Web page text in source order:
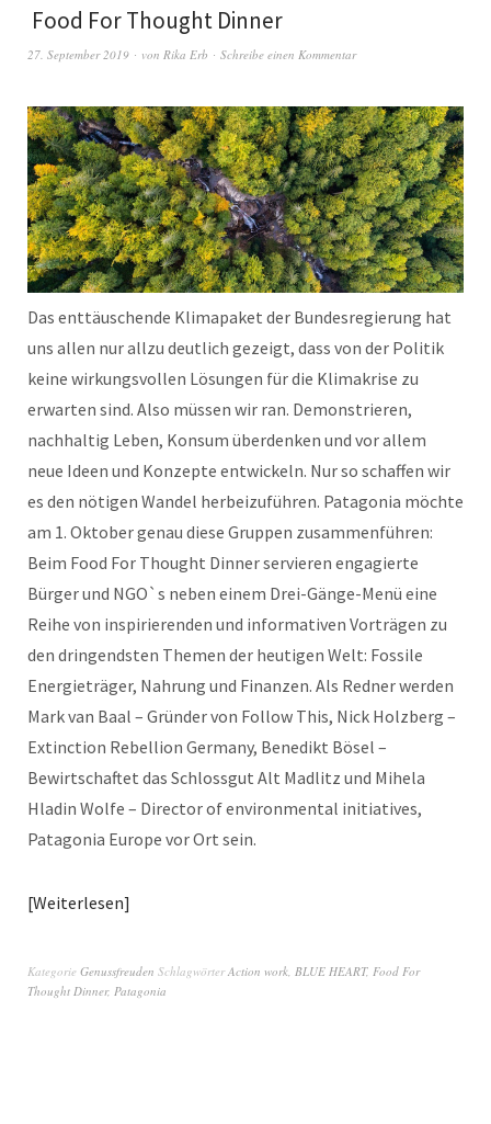
Food For Thought Dinner
27. September 2019 von Rika Erb Schreibe einen Kommentar
Das enttäuschende Klimapaket der Bundesregierung hat
uns allen nur allzu deutlich gezeigt, dass von der Politik
keine wirkungsvollen Lösungen für die Klimakrise zu
erwarten sind. Also müssen wir ran. Demonstrieren,
nachhaltig Leben, Konsum überdenken und vor allem
neue Ideen und Konzepte entwickeln. Nur so schaffen wir
es den nötigen Wandel herbeizuführen. Patagonia möchte
am 1. Oktober genau diese Gruppen zusammenführen:
Beim Food For Thought Dinner servieren engagierte
Bürger und NGO`s neben einem Drei-Gänge-Menü eine
Reihe von inspirierenden und informativen Vorträgen zu
den dringendsten Themen der heutigen Welt: Fossile
Energieträger, Nahrung und Finanzen. Als Redner werden
Mark van Baal – Gründer von Follow This, Nick Holzberg –
Extinction Rebellion Germany, Benedikt Bösel –
Bewirtschaftet das Schlossgut Alt Madlitz und Mihela
Hladin Wolfe – Director of environmental initiatives,
Patagonia Europe vor Ort sein.
Weiterlesen
Kategorie Genussfreuden SchlagwörterAction work, BLUE HEART, Food For
Thought Dinner, Patagonia